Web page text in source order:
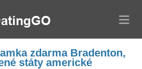
zdarma Bradenton,
státy americké